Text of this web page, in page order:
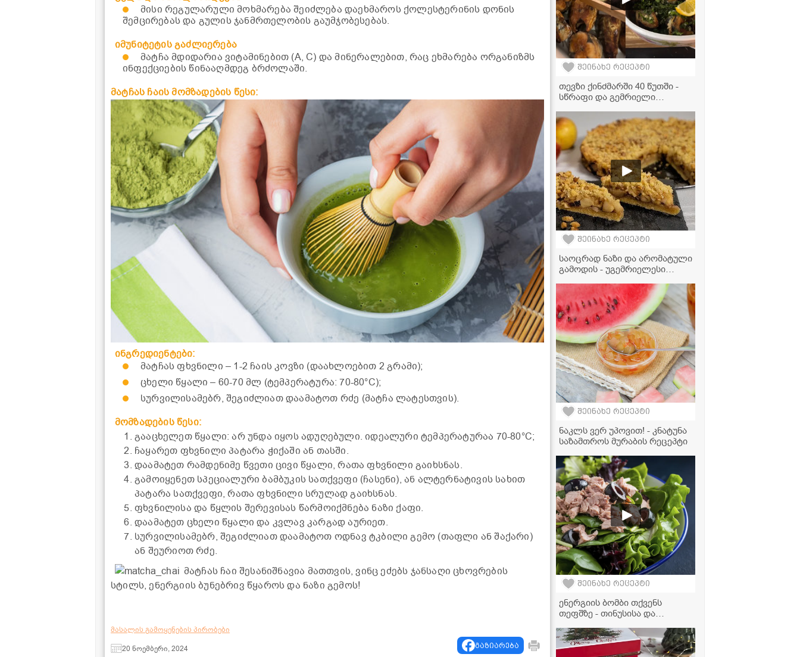
მისი რეგულარული მოხმარება შეიძლება დაეხმაროს ქოლესტერინის დონის
შემცირებას და გულის ჯანმრთელობის გაუმჯობესებას.
იმუნიტეტის გაძლიერება
მატჩა მდიდარია ვიტამინებით (A, C) და მინერალებით, რაც ეხმარება ორგანიზმს
ინფექციების წინააღმდეგ ბრძოლაში.
მატჩას ჩაის მომზადების წესი:
ინგრედიენტები:
მატჩას ფხვნილი – 1-2 ჩაის კოვზი (დაახლოებით 2 გრამი);
ცხელი წყალი – 60-70 მლ (ტემპერატურა: 70-80°C);
სურვილისამებრ, შეგიძლიათ დაამატოთ რძე (მატჩა ლატესთვის).
მომზადების წესი:
გააცხელეთ წყალი: არ უნდა იყოს ადუღებული. იდეალური ტემპერატურაა 70-80°C;
ჩაყარეთ ფხვნილი პატარა ჭიქაში ან თასში.
დაამატეთ რამდენიმე წვეთი ცივი წყალი, რათა ფხვნილი გაიხსნას.
გამოიყენეთ სპეციალური ბამბუკის სათქვეფი (ჩასენი), ან ალტერნატივის სახით
პატარა სათქვეფი, რათა ფხვნილი სრულად გაიხსნას.
ფხვნილისა და წყლის შერევისას წარმოიქმნება ნაზი ქაფი.
დაამატეთ ცხელი წყალი და კვლავ კარგად აურიეთ.
სურვილისამებრ, შეგიძლიათ დაამატოთ ოდნავ ტკბილი გემო (თაფლი ან შაქარი)
ან შეურიოთ რძე.
მატჩას ჩაი შესანიშნავია მათთვის, ვინც ეძებს ჯანსაღი ცხოვრების
სტილს, ენერგიის ბუნებრივ წყაროს და ნაზი გემოს!
მასალის გამოყენების პირობები
20 ნოემბერი, 2024
გაზიარება
შეინახე რეცეპტი
თევზი ქინძმარში 40 წუთში -
სწრაფი და გემრიელი
შეინახე რეცეპტი
საოცრად ნაზი და არომატული
გამოდის - უგემრიელესი
რეცეპტი
შეინახე რეცეპტი
ნაკლს ვერ უპოვით! - კნატუნა
საზამთროს მურაბის რეცეპტი
შეინახე რეცეპტი
ენერგიის ბომბი თქვენს
თეფშზე - თინუსისა და
სალათის რეცეპტი